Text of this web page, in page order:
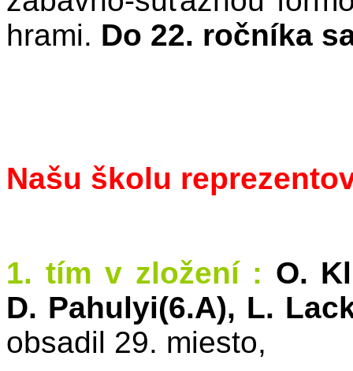
hrami. Do 22. ročníka
Našu školu
1. tím v zložení : O.
D. Pahulyi(6.A), L.
obsadil 29. miesto,